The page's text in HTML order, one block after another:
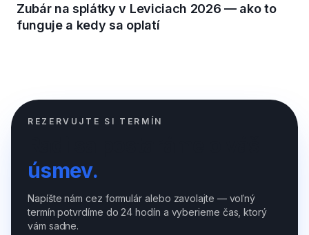
Zubár na splátky v Leviciach 2026 — ako to
funguje a kedy sa oplatí
REZERVUJTE SI TERMÍN
úsmev.
Napíšte nám cez formulár alebo zavolajte — voľný
termín potvrdíme do 24 hodín a vyberieme čas, ktorý
vám sadne.